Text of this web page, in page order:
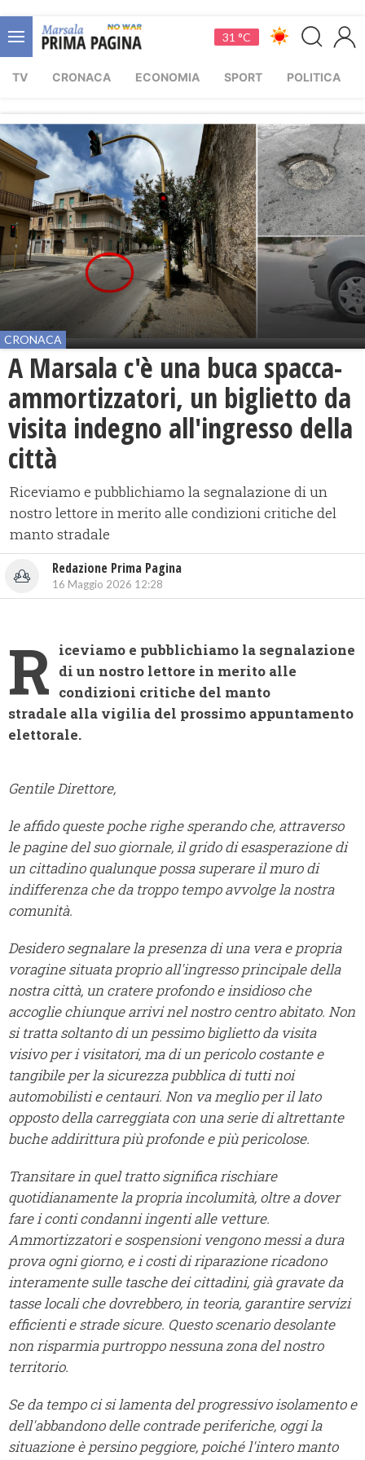
31 °C
TV CRONACA ECONOMIA SPORT POLITICA
CRONACA
A Marsala c'è una buca spacca-
ammortizzatori, un biglietto da
visita indegno all'ingresso della
città
Riceviamo e pubblichiamo la segnalazione di un
nostro lettore in merito alle condizioni critiche del
manto stradale
Redazione Prima Pagina
16 Maggio 2026 12:28
R iceviamo e pubblichiamo la segnalazione
di un nostro lettore in merito alle
condizioni critiche del manto
stradale alla vigilia del prossimo appuntamento
elettorale.
Gentile Direttore,
le affido queste poche righe sperando che, attraverso
le pagine del suo giornale, il grido di esasperazione di
un cittadino qualunque possa superare il muro di
indifferenza che da troppo tempo avvolge la nostra
comunità.
Desidero segnalare la presenza di una vera e propria
voragine situata proprio all'ingresso principale della
nostra città, un cratere profondo e insidioso che
accoglie chiunque arrivi nel nostro centro abitato. Non
si tratta soltanto di un pessimo biglietto da visita
visivo per i visitatori, ma di un pericolo costante e
tangibile per la sicurezza pubblica di tutti noi
automobilisti e centauri. Non va meglio per il lato
opposto della carreggiata con una serie di altrettante
buche addirittura più profonde e più pericolose.
Transitare in quel tratto significa rischiare
quotidianamente la propria incolumità, oltre a dover
fare i conti condanni ingenti alle vetture.
Ammortizzatori e sospensioni vengono messi a dura
prova ogni giorno, e i costi di riparazione ricadono
interamente sulle tasche dei cittadini, già gravate da
tasse locali che dovrebbero, in teoria, garantire servizi
efficienti e strade sicure. Questo scenario desolante
non risparmia purtroppo nessuna zona del nostro
territorio.
Se da tempo ci si lamenta del progressivo isolamento e
dell'abbandono delle contrade periferiche, oggi la
situazione è persino peggiore, poiché l'intero manto